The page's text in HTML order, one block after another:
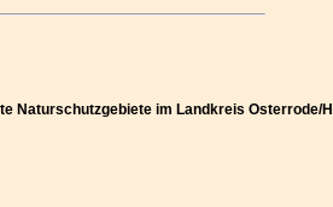
Naturschutzgebiete im Landkreis Osterrode/